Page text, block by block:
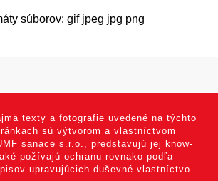
súborov: gif jpeg jpg png
texty a fotografie uvedené na týchto
sú výtvorom a vlastníctvom
sanace s.r.o., predstavujú jej know-
požívajú ochranu rovnako podľa
upravujúcich duševné vlastníctvo.